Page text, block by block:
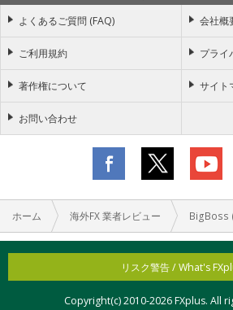
ホーム 海外FX 業者レビュー BigBoss
よくあるご質問 (FAQ) 会社概
ご利用規約 プライ
著作権について サイト
お問い合わせ
リスク警告 / What's
Copyright(c) 2010-2026 FXplus. All